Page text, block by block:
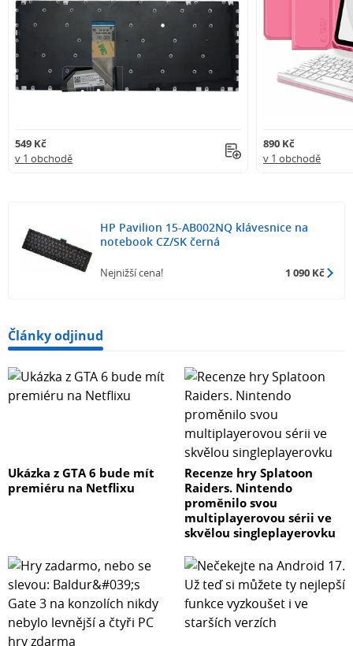
549 Kč
v 1 obchodě
890 Kč
v 1 obchodě
HP Pavilion 15-AB002NQ klávesnice na
notebook CZ/SK černá
Nejnižší cena! 1 090 Kč
Články odjinud
Ukázka z GTA 6 bude mít
premiéru na Netflixu
Recenze hry Splatoon
Raiders. Nintendo
proměnilo svou
multiplayerovou sérii ve
skvělou singleplayerovku